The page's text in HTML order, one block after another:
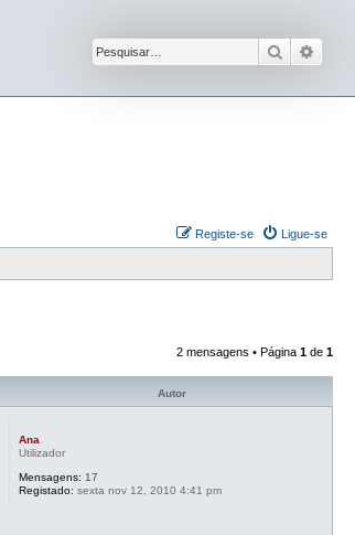
Pesquisar
Ligue-se
Registe-se
2 mensagens • Página 1 de 1
Autor
Ana
Utilizador
Mensagens: 17
Registado: sexta nov 12, 2010 4:41 pm